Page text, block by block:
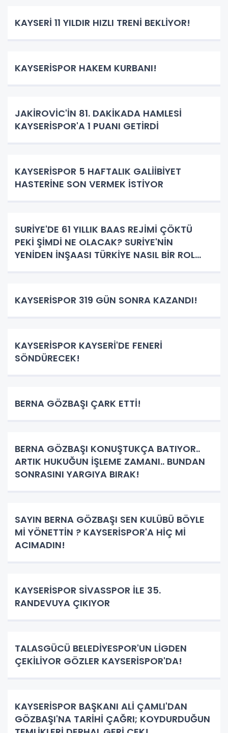
KAYSERİ 11 YILDIR HIZLI TRENİ BEKLİYOR!
KAYSERİSPOR HAKEM KURBANI!
JAKİROVİC'İN 81. DAKİKADA HAMLESİ
KAYSERİSPOR'A 1 PUANI GETİRDİ
KAYSERİSPOR 5 HAFTALIK GALİİBİYET
HASTERİNE SON VERMEK İSTİYOR
SURİYE'DE 61 YILLIK BAAS REJİMİ ÇÖKTÜ
PEKİ ŞİMDİ NE OLACAK? SURİYE'NİN
YENİDEN İNŞAASI TÜRKİYE NASIL BİR ROL
KAYSERİSPOR 319 GÜN SONRA KAZANDI!
KAYSERİSPOR KAYSERİ'DE FENERİ
SÖNDÜRECEK!
BERNA GÖZBAŞI ÇARK ETTİ!
BERNA GÖZBAŞI KONUŞTUKÇA BATIYOR..
ARTIK HUKUĞUN İŞLEME ZAMANI.. BUNDAN
SONRASINI YARGIYA BIRAK!
SAYIN BERNA GÖZBAŞI SEN KULÜBÜ BÖYLE
Mİ YÖNETTİN ? KAYSERİSPOR'A HİÇ Mİ
ACIMADIN!
KAYSERİSPOR SİVASSPOR İLE 35.
RANDEVUYA ÇIKIYOR
TALASGÜCÜ BELEDİYESPOR'UN LİGDEN
ÇEKİLİYOR GÖZLER KAYSERİSPOR'DA!
KAYSERİSPOR BAŞKANI ALİ ÇAMLI'DAN
GÖZBAŞI'NA TARİHİ ÇAĞRI; KOYDURDUĞUN